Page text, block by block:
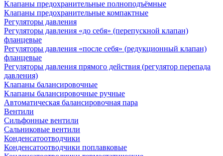
Клапаны предохранительные полноподъёмные
Клапаны предохранительные компактные
Регуляторы давления
Регуляторы давления «до себя» (перепускной клапан)
фланцевые
Регуляторы давления «после себя» (редукционный клапан)
фланцевые
Регуляторы давления прямого действия (регулятор перепада
давления)
Клапаны балансировочные
Клапаны балансировочные ручные
Автоматическая балансировочная пара
Вентили
Сильфонные вентили
Сальниковые вентили
Конденсатоотводчики
Конденсатоотводчики поплавковые